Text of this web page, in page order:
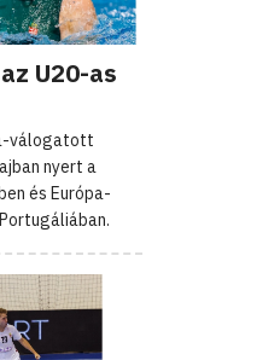
U20-as
válogatott
nyert a
és Európa-